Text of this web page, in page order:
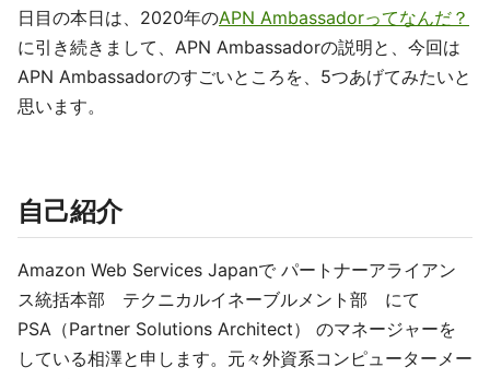
日目の本日は、2020年のAPN Ambassadorってなんだ？
に引き続きまして、APN Ambassadorの説明と、今回は
APN Ambassadorのすごいところを、5つあげてみたいと
思います。
自己紹介
Amazon Web Services Japanで パートナーアライアン
ス統括本部 テクニカルイネーブルメント部 にて
PSA（Partner Solutions Architect） のマネージャーを
している相澤と申します。元々外資系コンピューターメー